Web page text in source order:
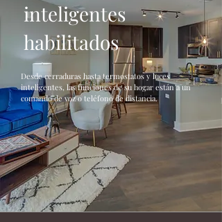
inteligentes
habilitados
Desde cerraduras hasta termostatos y luces
inteligentes, las funciones de su hogar están a un
comando de voz o teléfono de distancia.